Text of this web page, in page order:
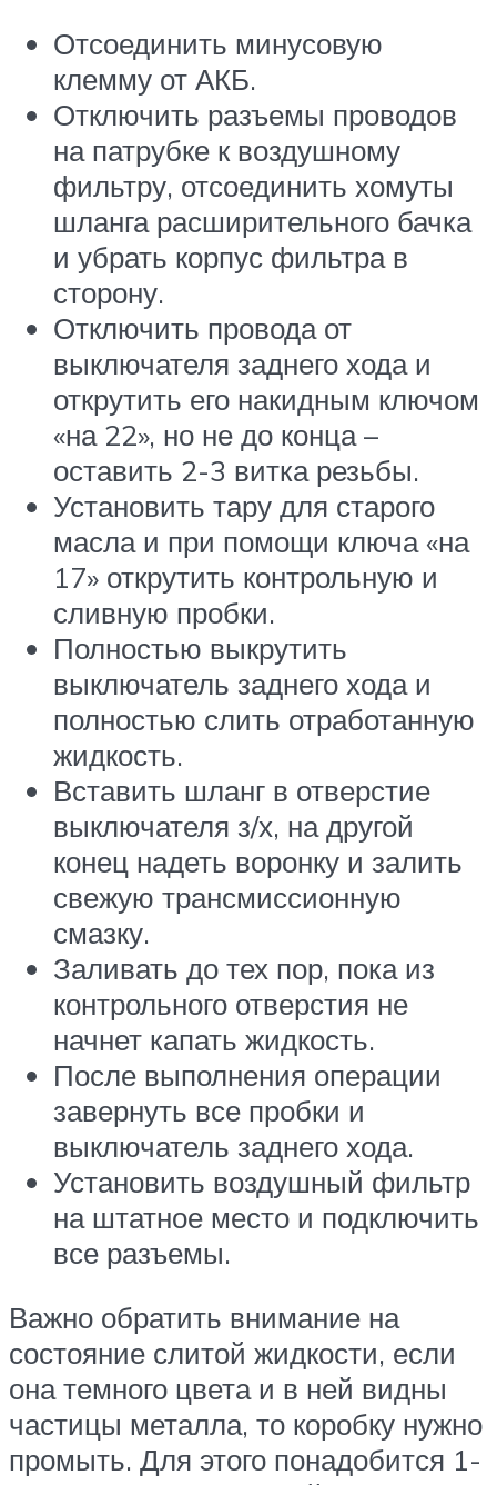
Отсоединить минусовую
клемму от АКБ.
Отключить разъемы проводов
на патрубке к воздушному
фильтру, отсоединить хомуты
шланга расширительного бачка
и убрать корпус фильтра в
сторону.
Отключить провода от
выключателя заднего хода и
открутить его накидным ключом
«на 22», но не до конца –
оставить 2-3 витка резьбы.
Установить тару для старого
масла и при помощи ключа «на
17» открутить контрольную и
сливную пробки.
Полностью выкрутить
выключатель заднего хода и
полностью слить отработанную
жидкость.
Вставить шланг в отверстие
выключателя з/х, на другой
конец надеть воронку и залить
свежую трансмиссионную
смазку.
Заливать до тех пор, пока из
контрольного отверстия не
начнет капать жидкость.
После выполнения операции
завернуть все пробки и
выключатель заднего хода.
Установить воздушный фильтр
на штатное место и подключить
все разъемы.
Важно обратить внимание на
состояние слитой жидкости, если
она темного цвета и в ней видны
частицы металла, то коробку нужно
промыть. Для этого понадобится 1-